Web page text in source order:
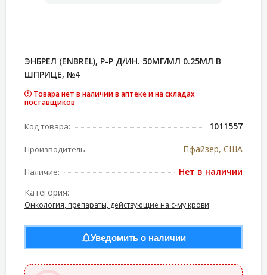
ЭНБРЕЛ (ENBREL), Р-Р Д/ИН. 50МГ/МЛ 0.25МЛ В
ШПРИЦЕ, №4
Товара нет в наличии в аптеке и на складах
поставщиков
Код товара: 1011557
Производитель: Пфайзер, США
Наличие:
Нет в наличии
Категория:
Онкология, препараты, действующие на с-му крови
Уведомить о наличии